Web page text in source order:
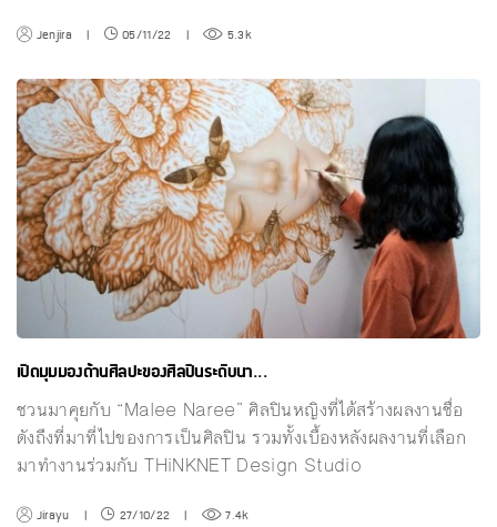
Jenjira | 05/11/22 | 5.3k
เปิดมุมมองด้านศิลปะของศิลปินระดับนา...
ชวนมาคุยกับ “Malee Naree” ศิลปินหญิงที่ได้สร้างผลงานชื่อ
ดังถึงที่มาที่ไปของการเป็นศิลปิน รวมทั้งเบื้องหลังผลงานที่เลือก
มาทำงานร่วมกับ THiNKNET Design Studio
Jirayu | 27/10/22 | 7.4k